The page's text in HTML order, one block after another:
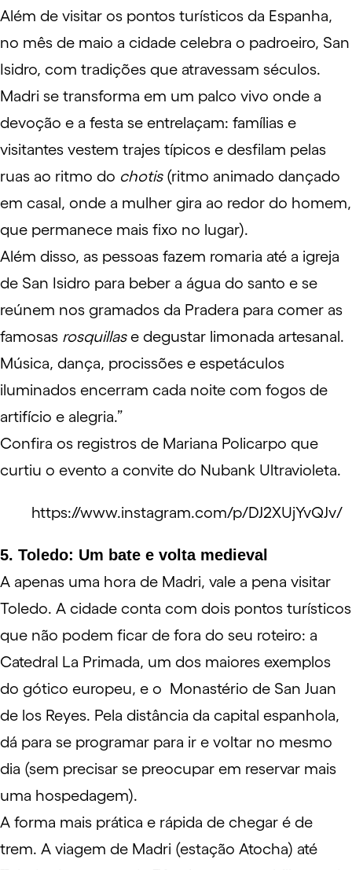
Além de visitar os pontos turísticos da Espanha,
no mês de maio a cidade celebra o padroeiro, San
Isidro, com tradições que atravessam séculos.
Madri se transforma em um palco vivo onde a
devoção e a festa se entrelaçam: famílias e
visitantes vestem trajes típicos e desfilam pelas
ruas ao ritmo do chotis(ritmo animado dançado
em casal, onde a mulher gira ao redor do homem,
que permanece mais fixo no lugar).
Além disso, as pessoas fazem romaria até a igreja
de San Isidro para beber a água do santo e se
reúnem nos gramados da Pradera para comer as
famosas rosquillase degustar limonada artesanal.
Música, dança, procissões e espetáculos
iluminados encerram cada noite com fogos de
artifício e alegria.”
Confira os registros de Mariana Policarpo que
curtiu o evento a convite do Nubank Ultravioleta.
https://www.instagram.com/p/DJ2XUjYvQJv/
5. Toledo: Um bate e volta medieval
A apenas uma hora de Madri, vale a pena visitar
Toledo. A cidade conta com dois pontos turísticos
que não podem ficar de fora do seu roteiro: a
Catedral La Primada, um dos maiores exemplos
do gótico europeu, e o Monastério de San Juan
de los Reyes. Pela distância da capital espanhola,
dá para se programar para ir e voltar no mesmo
dia (sem precisar se preocupar em reservar mais
uma hospedagem).
A forma mais prática e rápida de chegar é de
trem. A viagem de Madri (estação Atocha) até